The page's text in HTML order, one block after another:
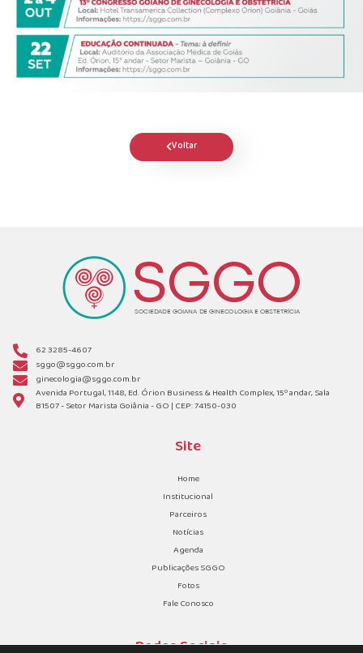
Voltar
62 3285-4607
sggo@sggo.com.br
ginecologia@sggo.com.br
Avenida Portugal, 1148, Ed. Órion Business & Health Complex, 15º andar, Sala
B1507 - Setor Marista Goiânia - GO | CEP: 74150-030
Site
Home
Institucional
Parceiros
Notícias
Agenda
Publicações SGGO
Fotos
Fale Conosco
Redes Sociais